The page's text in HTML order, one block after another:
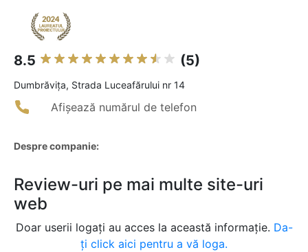
8.5 (5)
Dumbrăviţa, Strada Luceafărului nr 14
Afișează numărul de telefon
Despre companie:
Review-uri pe mai multe site-uri
web
Doar userii logați au acces la această informație. Da-
ți click aici pentru a vă loga.